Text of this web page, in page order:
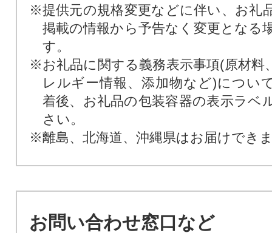
※提供元の規格変更などに伴い、お礼
掲載の情報から予告なく変更となる
す。
※お礼品に関する義務表示事項(原材料
レルギー情報、添加物など)につい
着後、お礼品の包装容器の表示ラベ
さい。
※離島、北海道、沖縄県はお届けでき
お問い合わせ窓口など